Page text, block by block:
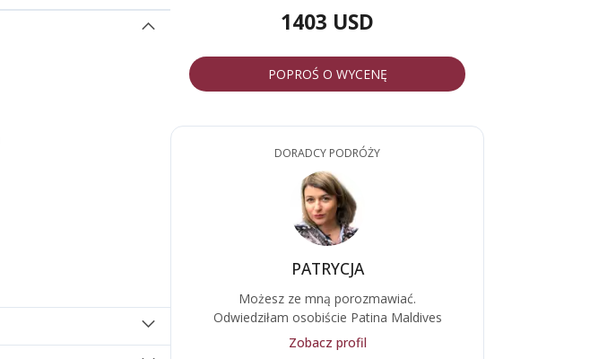
1403 USD
POPROŚ O WYCENĘ
DORADCY PODRÓŻY
PATRYCJA
Możesz ze mną porozmawiać.
Odwiedziłam osobiście Patina Maldives
Zobacz profil